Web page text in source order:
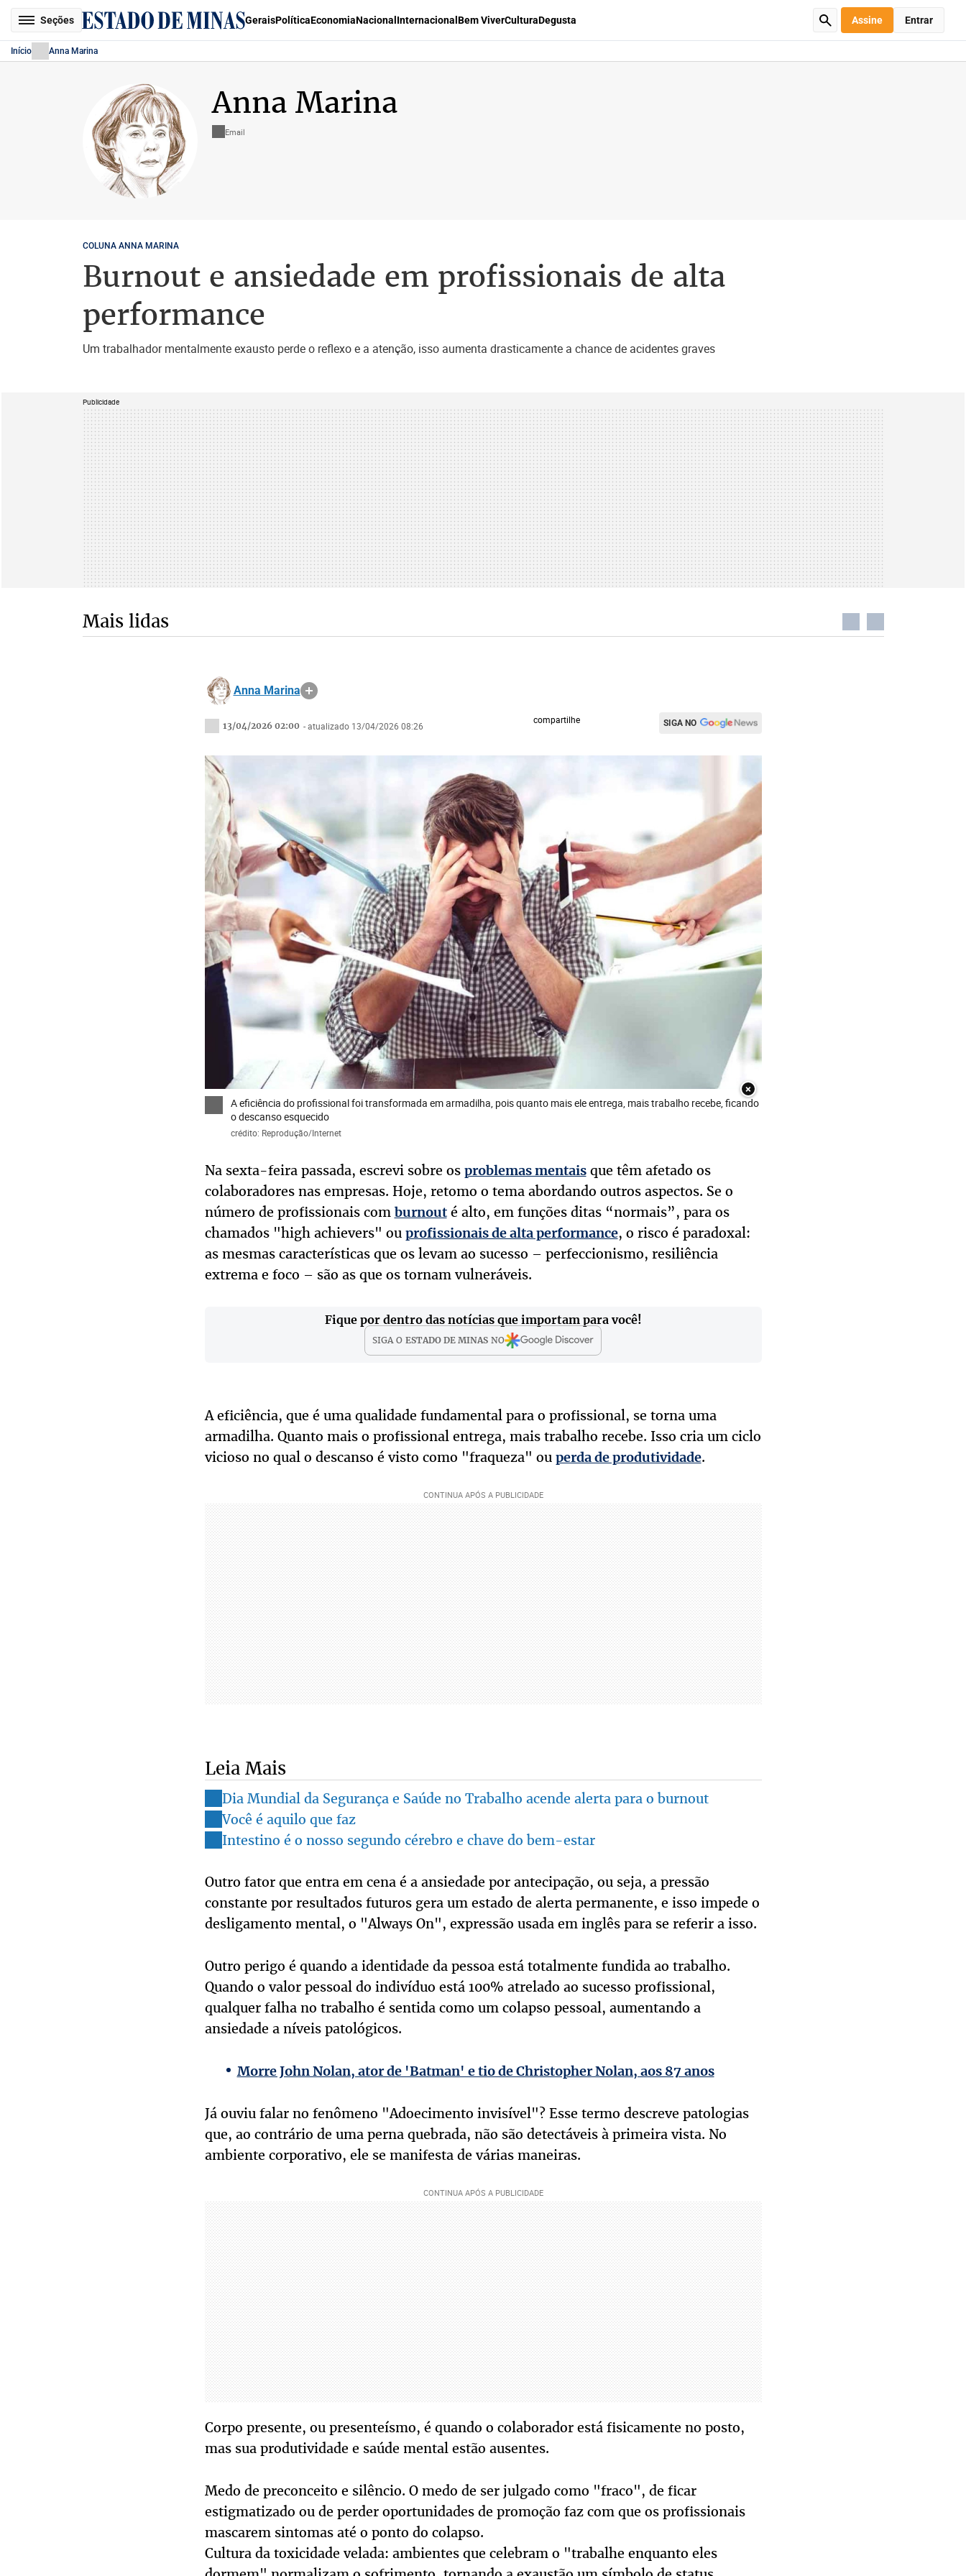
Seções GeraisPolíticaEconomiaNacional Internacional Bem ViverCulturaDegusta Assine Entrar
Início Anna Marina
Anna Marina
Email
COLUNA ANNA MARINA
Burnout e ansiedade em profissionais de alta
performance
Um trabalhador mentalmente exausto perde o reflexo e a atenção, isso aumenta drasticamente a chance de acidentes graves
Publicidade
Mais lidas
Anna Marina
13/04/2026 02:00 - atualizado 13/04/2026 08:26
compartilhe SIGA NO
×
A eficiência do profissional foi transformada em armadilha, pois quanto mais ele entrega, mais trabalho recebe, ficando
o descanso esquecido
crédito: Reprodução/Internet
Na sexta-feira passada, escrevi sobre os problemas mentaisque têm afetado os
colaboradores nas empresas. Hoje, retomo o tema abordando outros aspectos. Se o
número de profissionais com burnouté alto, em funções ditas “normais”, para os
chamados "high achievers" ou profissionais de alta performance, o risco é paradoxal:
as mesmas características que os levam ao sucesso – perfeccionismo, resiliência
extrema e foco – são as que os tornam vulneráveis.
Fique por dentro das notícias que importam para você!
SIGA O ESTADO DE MINAS NO
A eficiência, que é uma qualidade fundamental para o profissional, se torna uma
armadilha. Quanto mais o profissional entrega, mais trabalho recebe. Isso cria um ciclo
vicioso no qual o descanso é visto como "fraqueza" ou perda de produtividade.
Leia Mais
Dia Mundial da Segurança e Saúde no Trabalho acende alerta para o burnout
Você é aquilo que faz
Intestino é o nosso segundo cérebro e chave do bem-estar
Outro fator que entra em cena é a ansiedade por antecipação, ou seja, a pressão
constante por resultados futuros gera um estado de alerta permanente, e isso impede o
desligamento mental, o "Always On", expressão usada em inglês para se referir a isso.
Outro perigo é quando a identidade da pessoa está totalmente fundida ao trabalho.
Quando o valor pessoal do indivíduo está 100% atrelado ao sucesso profissional,
qualquer falha no trabalho é sentida como um colapso pessoal, aumentando a
ansiedade a níveis patológicos.
Morre John Nolan, ator de 'Batman' e tio de Christopher Nolan, aos 87 anos
Já ouviu falar no fenômeno "Adoecimento invisível"? Esse termo descreve patologias
que, ao contrário de uma perna quebrada, não são detectáveis à primeira vista. No
ambiente corporativo, ele se manifesta de várias maneiras.
Corpo presente, ou presenteísmo, é quando o colaborador está fisicamente no posto,
mas sua produtividade e saúde mental estão ausentes.
Medo de preconceito e silêncio. O medo de ser julgado como "fraco", de ficar
estigmatizado ou de perder oportunidades de promoção faz com que os profissionais
mascarem sintomas até o ponto do colapso.
Cultura da toxicidade velada: ambientes que celebram o "trabalhe enquanto eles